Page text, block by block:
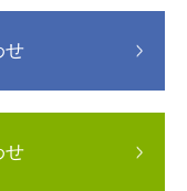
せ
せ